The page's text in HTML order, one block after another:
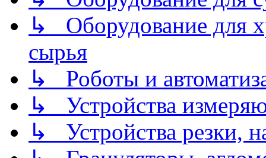
↳ Оборудование для
сырья
↳ Роботы и
↳ Устройства
↳ Устройства резки,